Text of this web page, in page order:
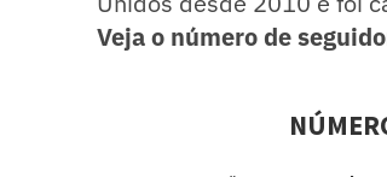
Veja o número de